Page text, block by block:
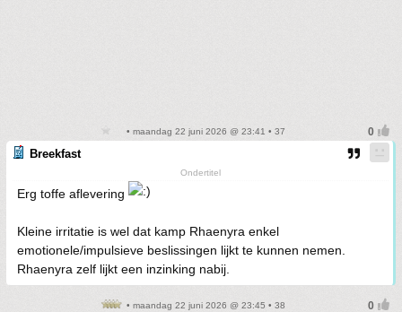
• maandag 22 juni 2026 @ 23:41 • 37
Breekfast
Ondertitel
Erg toffe aflevering
Kleine irritatie is wel dat kamp Rhaenyra enkel
emotionele/impulsieve beslissingen lijkt te kunnen nemen.
Rhaenyra zelf lijkt een inzinking nabij.
• maandag 22 juni 2026 @ 23:45 • 38